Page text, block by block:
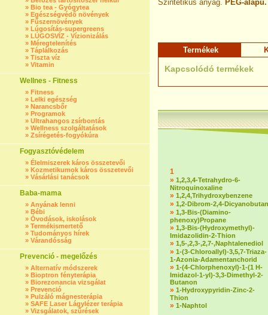
» Bio tea - Gyógytea
» Egészségvédő növények
» Fűszernövények
» Lúgosítás-supergreens
» LÚGOSVÍZ - Vízionizálás
» Méregtelenítés
» Táplálkozás
» Tiszta víz
» Vitamin
Wellnes - Fitness
» Fitness
» Lelki egészség
» Narancsbőr
» Programok
» Ultrahangos zsírbontás
» Wellness szolgáltatások
» Zsírégetés-fogyókúra
Fogyasztóvédelem
» Élelmiszerek káros összetevői
» Kozmetikumok káros összetevői
» Vásárlási tanácsok
Baba-mama
» Anyának lenni
» Bébi
» Óvodások, iskolások
» Termékismertető
» Tudományos hírek
» Várandósság
Prevenció - megelőzés
» Alternatív módszerek
» Bioptron fényterápia
» Biorezonancia vizsgálat
» Prevenció
» Pulzáló mágnesterápia
» SAFE Laser Lágylézer terápia
» Vizsgálatok, szűrések
Szintetikus anyag. PEG-alapú.
Termékek
Kapcsolódó termékek
1
» 1,2,3,4-Tetrahydro-6-
Nitroquinoxaline
» 1,2,4,Trihydroxybenzene
» 1,2-Dibrom-2,4-Dicyanobutan
» 1,3-Bis-(Diamino-
phenoxy)Propane
» 1,3-Bis-(Hydroxymethyl)-
Imidazolidin-2-Thion
» 1,5-,2,3-,2,7-,Naphtalenediol
» 1-(3-Chloroallyl)-3,5,7-Triaza-
1-Azonia-Adamentanchorid
» 1-(4-Chlorphenoxyl)-1-(1 H-
Imidazol-1-yl)-3,3-Dimethyl-2-
Butanon
» 1-Hydroxypyridin-Zinc-2-
Thion
» 1-Naphtol